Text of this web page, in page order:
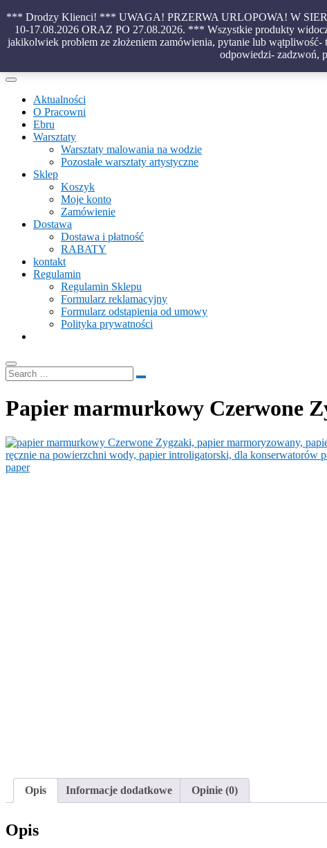
*** Drodzy Klienci! *** UWAGA! PRZERWA URLOPOWA! W
10-17.08.2026 ORAZ PO 27.08.2026. *** Wszystkie produkty
jakikolwiek problem ze złożeniem zamówienia, pytanie lub wątpliwość-
odpowiedzi- zadzwoń,
Skip
content
Piękno malowane na wodzie – papiery marmurkowe – materiały
Aktualności
O Pracowni
Ebru
Warsztaty
Warsztaty malowania na wodzie
Pozostałe warsztaty artystyczne
Sklep
Koszyk
Moje konto
Zamówienie
Dostawa
Dostawa i płatność
RABATY
kontakt
Regulamin
Regulamin Sklepu
Formularz reklamacyjny
Formularz odstąpienia od umowy
Polityka prywatności
Papier marmurkowy Czerwone
Opis Informacje dodatkowe Opinie (0)
Opis